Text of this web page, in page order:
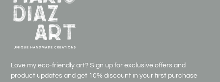
Love my eco-friendly art? Sign up for exclusive offers and
product updates and get 10% discount in your first purchase